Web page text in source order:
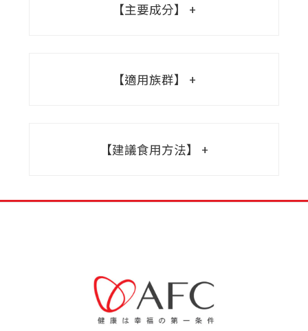
【主要成分】
【適用族群】
【建議食用方法】